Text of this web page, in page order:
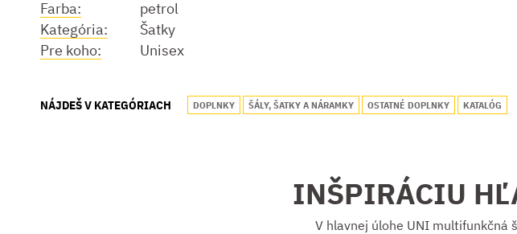
Farba:
petrol
Kategória:
Šatky
Pre koho:
Unisex
NÁJDEŠ V KATEGÓRIACH DOPLNKY ŠÁLY, ŠATKY A NÁRAMKY OSTATNÉ DOPLNKY KATALÓG
INŠPIRÁCIU
V hlavnej úlohe UNI multifunkčná